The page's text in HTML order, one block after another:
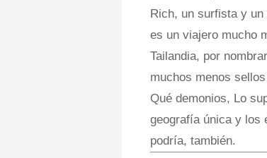
Rich, un surfista y
es un viajero mucho
Tailandia, por
muchos menos
Qué demonios, Lo
geografía única y los
podría, también.